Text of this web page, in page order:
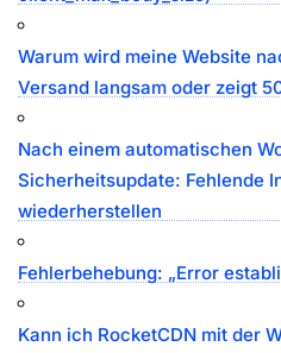
Warum wird meine Website
Versand langsam oder zeigt
Nach einem automatischen
Sicherheitsupdate: Fehlende
wiederherstellen
Fehlerbehebung: „Error
Kann ich RocketCDN mit der